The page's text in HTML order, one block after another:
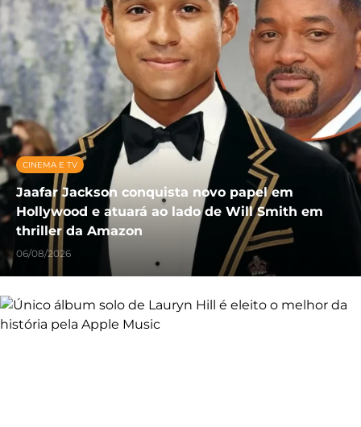
CINEMA E TV
Jaafar Jackson conquista novo papel em
Hollywood e atuará ao lado de Will Smith em
thriller da Amazon
06/08/2026